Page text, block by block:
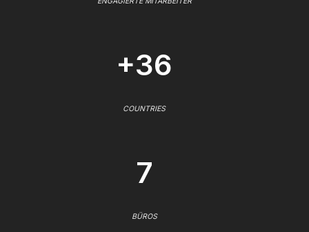
+36
COUNTRIES
7
BÜROS